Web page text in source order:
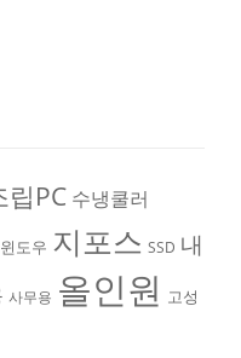
립PC 수냉쿨러
윈도우 지포스 SSD 내
사무용 올인원 고성